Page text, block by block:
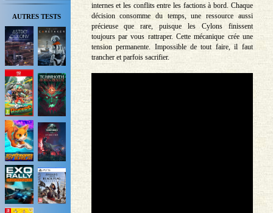
AUTRES TESTS
internes et les conflits entre les factions à bord. Chaque
décision consomme du temps, une ressource aussi
précieuse que rare, puisque les Cylons finissent
toujours par vous rattraper. Cette mécanique crée une
tension permanente. Impossible de tout faire, il faut
trancher et parfois sacrifier.